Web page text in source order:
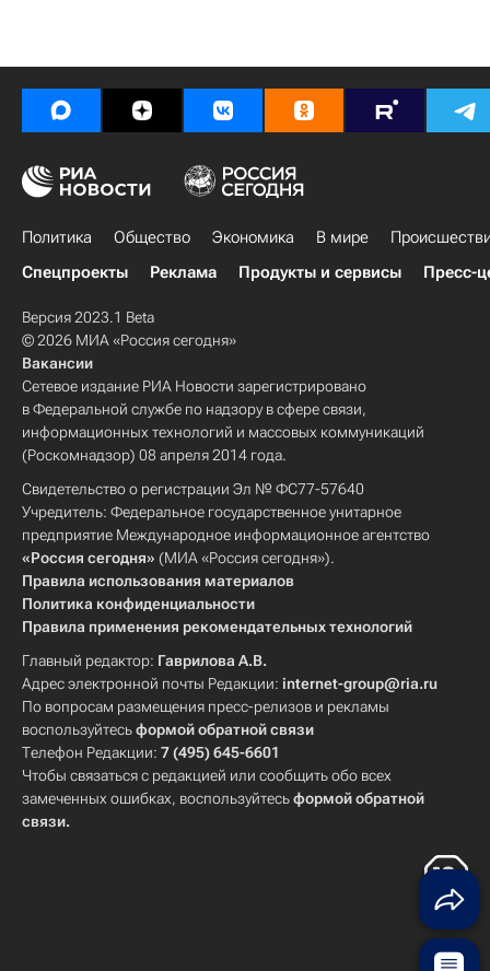
Политика Общество Экономика В мире
Спецпроекты
Реклама Продукты и сервисы Пресс-
Версия 2023.1 Beta
© 2026 МИА «Россия сегодня»
Вакансии
Сетевое издание РИА Новости зарегистрировано
в Федеральной службе по надзору в сфере связи,
информационных технологий и массовых коммуникаций
(Роскомнадзор) 08 апреля 2014 года.
Свидетельство о регистрации Эл № ФС77-57640
Учредитель: Федеральное государственное унитарное
предприятие Международное информационное агентство
«Россия сегодня» (МИА «Россия сегодня»).
Правила использования материалов
Политика конфиденциальности
Правила применения рекомендательных технологий
Главный редактор: Гаврилова А.В.
Адрес электронной почты Редакции: internet-group@ria.ru
По вопросам размещения пресс-релизов и рекламы
воспользуйтесьформой обратной связи
Телефон Редакции: 7 (495) 645-6601
Чтобы связаться с редакцией или сообщить обо всех
замеченных ошибках, воспользуйтесьформой обратной
связи.